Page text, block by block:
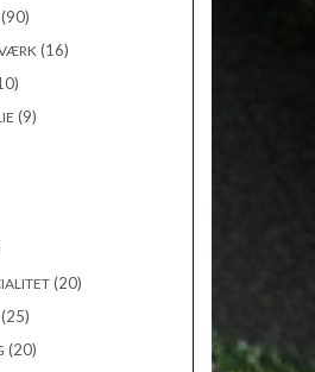
(16)
(9)
(20)
(25)
(20)